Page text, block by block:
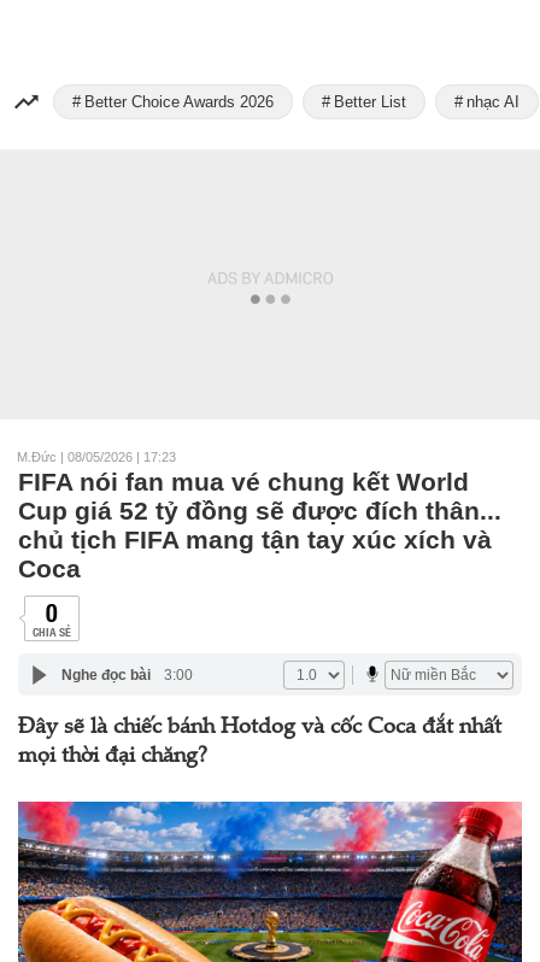
Better Choice Awards 2026 Better List nhạc AI
M.Đức | 08/05/2026 | 17:23
FIFA nói fan mua vé chung kết World
Cup giá 52 tỷ đồng sẽ được đích thân...
chủ tịch FIFA mang tận tay xúc xích và
Coca
0
CHIA SẺ
Nghe đọc bài 3:00
Đây sẽ là chiếc bánh Hotdog và cốc Coca đắt nhất
mọi thời đại chăng?